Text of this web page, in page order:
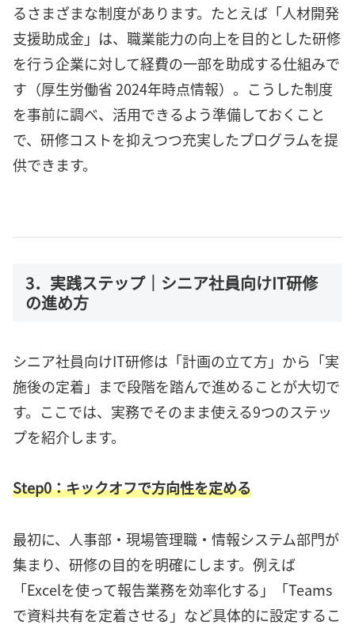
るさまざまな制度があります。たとえば「人材開発
支援助成金」は、職業能力の向上を目的とした研修
を行う企業に対して経費の一部を助成する仕組みで
す（厚生労働省 2024年時点情報）。こうした制度
を事前に調べ、活用できるよう準備しておくこと
で、研修コストを抑えつつ充実したプログラムを提
供できます。
3．実践ステップ｜シニア社員向けIT研修
の進め方
シニア社員向けIT研修は「計画の立て方」から「実
施後の定着」まで段階を踏んで進めることが大切で
す。ここでは、実務でそのまま使える9つのステッ
プを紹介します。
Step0：キックオフで方向性を定める
最初に、人事部・現場管理職・情報システム部門が
集まり、研修の目的を明確にします。例えば
「Excelを使って報告業務を効率化する」「Teams
で資料共有を定着させる」など具体的に設定するこ